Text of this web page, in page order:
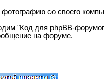
со своего
"Код для phpBB-
на форуме.